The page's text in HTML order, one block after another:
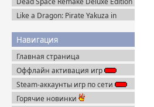
(2023) Пиратка
Like a Dragon: Pirate Yakuza in
Навигация
Главная страница
Оффлайн активация игр
Steam-аккаунты игр по сети
Горячие новинки